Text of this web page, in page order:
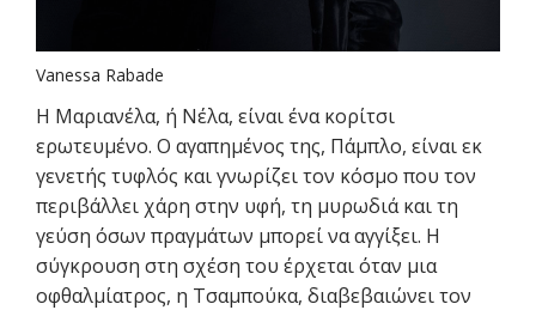
Vanessa Rabade
Η Μαριανέλα, ή Νέλα, είναι ένα κορίτσι
ερωτευμένο. Ο αγαπημένος της, Πάμπλο, είναι εκ
γενετής τυφλός και γνωρίζει τον κόσμο που τον
περιβάλλει χάρη στην υφή, τη μυρωδιά και τη
γεύση όσων πραγμάτων μπορεί να αγγίξει. Η
σύγκρουση στη σχέση του έρχεται όταν μια
οφθαλμίατρος, η Τσαμπούκα, διαβεβαιώνει τον